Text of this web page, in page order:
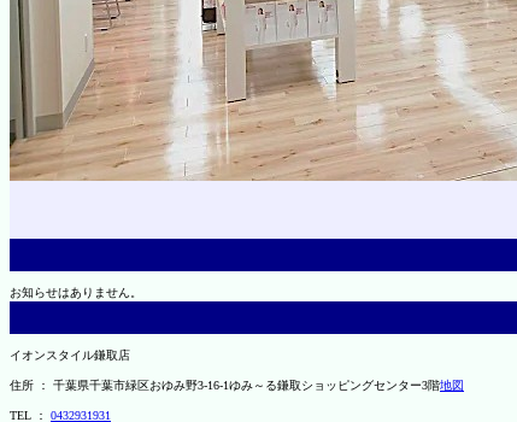
お知らせはありません。
イオンスタイル鎌取店
住所 ： 千葉県千葉市緑区おゆみ野3-16-1ゆみ～る鎌取ショッピングセンター3階地図
TEL ： 0432931931